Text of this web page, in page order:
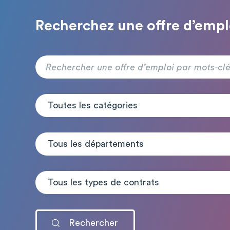
Recherchez une offre
Toutes les catégories
Tous les départements
Tous les types de contrats